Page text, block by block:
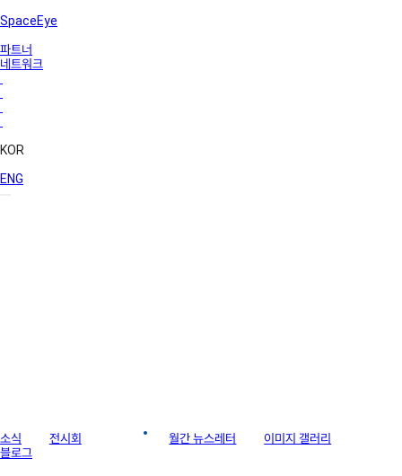
SpaceEye
파트너
네트워크
KOR
ENG
소식 전시회 월간 뉴스레터
이미지 갤러리
블로그